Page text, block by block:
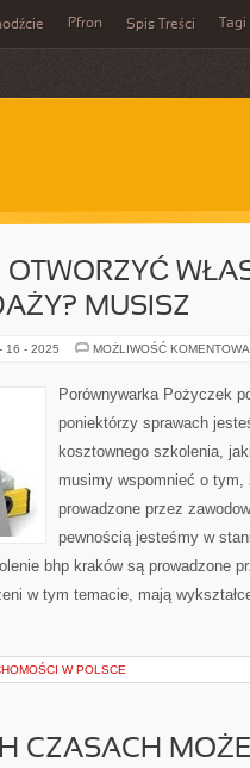
Pfron Spis Treści Tagi
OTWORZYĆ
MUSISZ
16 - 2025 MOŻLIWOŚĆ
Porównywarka Pożyczek
poniektórzy sprawach
kosztownego szkolenia,
musimy wspomnieć o
prowadzone przez
pewnością jesteśmy w
bhp kraków są prowadzone
w tym temacie, mają
W POLSCE
CZASACH